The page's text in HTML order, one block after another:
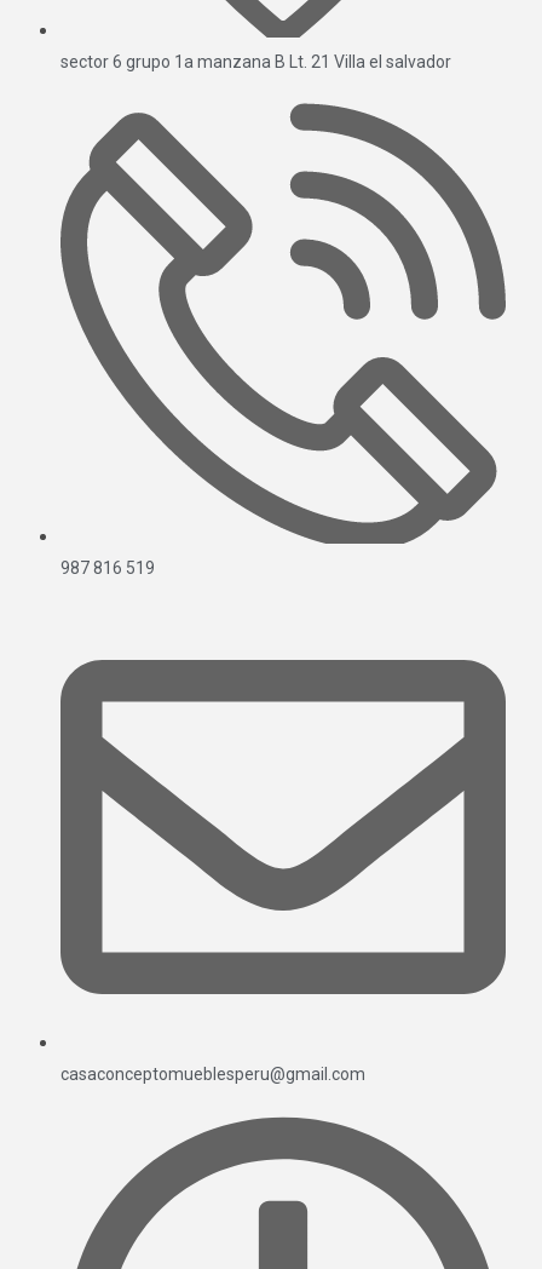
sector 6 grupo 1a manzana B Lt. 21 Villa el salvador
987 816 519
casaconceptomueblesperu@gmail.com